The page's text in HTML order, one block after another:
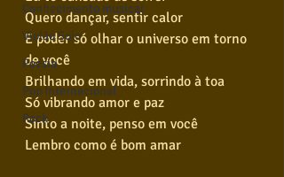
Conhecimento musical
Violão Solo
Poesia
Pop Internacional
Rock
Quero dançar, sentir calor
E poder só olhar o universo em torno
de você
Brilhando em vida, sorrindo à toa
Só vibrando amor e paz
Sinto a noite, penso em você
Lembro como é bom amar